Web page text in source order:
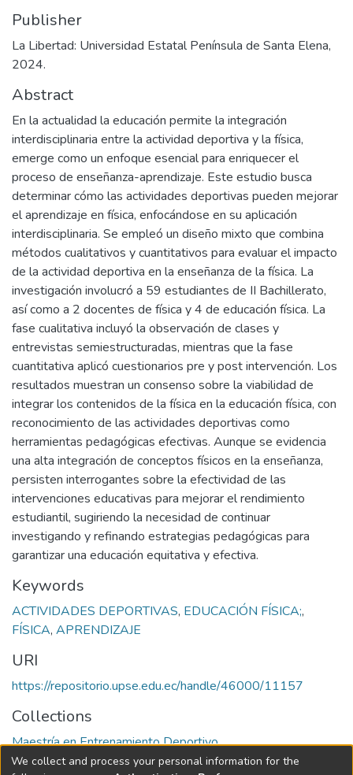
Publisher
La Libertad: Universidad Estatal Península de Santa Elena,
2024.
Abstract
En la actualidad la educación permite la integración
interdisciplinaria entre la actividad deportiva y la física,
emerge como un enfoque esencial para enriquecer el
proceso de enseñanza-aprendizaje. Este estudio busca
determinar cómo las actividades deportivas pueden mejorar
el aprendizaje en física, enfocándose en su aplicación
interdisciplinaria. Se empleó un diseño mixto que combina
métodos cualitativos y cuantitativos para evaluar el impacto
de la actividad deportiva en la enseñanza de la física. La
investigación involucró a 59 estudiantes de II Bachillerato,
así como a 2 docentes de física y 4 de educación física. La
fase cualitativa incluyó la observación de clases y
entrevistas semiestructuradas, mientras que la fase
cuantitativa aplicó cuestionarios pre y post intervención. Los
resultados muestran un consenso sobre la viabilidad de
integrar los contenidos de la física en la educación física, con
reconocimiento de las actividades deportivas como
herramientas pedagógicas efectivas. Aunque se evidencia
una alta integración de conceptos físicos en la enseñanza,
persisten interrogantes sobre la efectividad de las
intervenciones educativas para mejorar el rendimiento
estudiantil, sugiriendo la necesidad de continuar
investigando y refinando estrategias pedagógicas para
garantizar una educación equitativa y efectiva.
Keywords
ACTIVIDADES DEPORTIVAS, EDUCACIÓN FÍSICA;,
FÍSICA, APRENDIZAJE
URI
https://repositorio.upse.edu.ec/handle/46000/11157
Collections
Maestría en Entrenamiento Deportivo
We collect and process your personal information for the